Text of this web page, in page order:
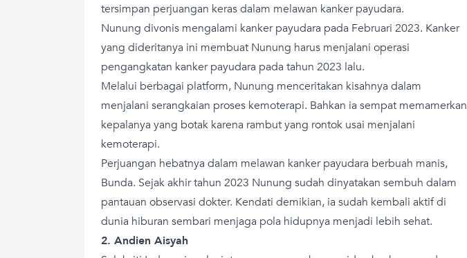
tersimpan perjuangan keras dalam melawan kanker payudara.
Nunung divonis mengalami kanker payudara pada Februari 2023. Kanker
yang dideritanya ini membuat Nunung harus menjalani operasi
pengangkatan kanker payudara pada tahun 2023 lalu.
Melalui berbagai platform, Nunung menceritakan kisahnya dalam
menjalani serangkaian proses kemoterapi. Bahkan ia sempat memamerkan
kepalanya yang botak karena rambut yang rontok usai menjalani
kemoterapi.
Perjuangan hebatnya dalam melawan kanker payudara berbuah manis,
Bunda. Sejak akhir tahun 2023 Nunung sudah dinyatakan sembuh dalam
pantauan observasi dokter. Kendati demikian, ia sudah kembali aktif di
dunia hiburan sembari menjaga pola hidupnya menjadi lebih sehat.
2. Andien Aisyah